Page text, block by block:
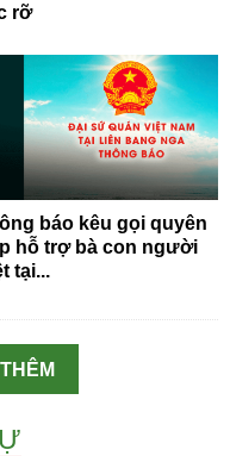
rỡ
báo kêu gọi quyên
hỗ trợ bà con người
tại...